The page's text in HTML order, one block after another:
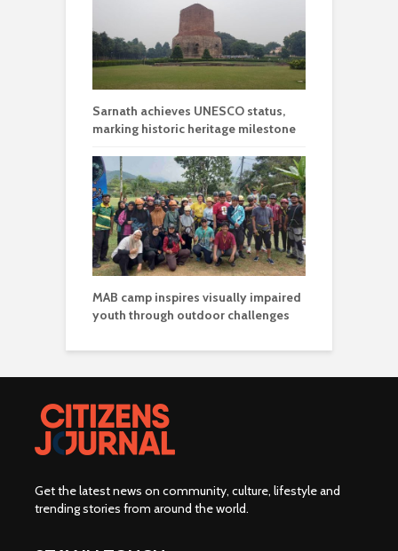
Sarnath achieves UNESCO status,
marking historic heritage milestone
MAB camp inspires visually impaired
youth through outdoor challenges
Get the latest news on community, culture, lifestyle and
trending stories from around the world.